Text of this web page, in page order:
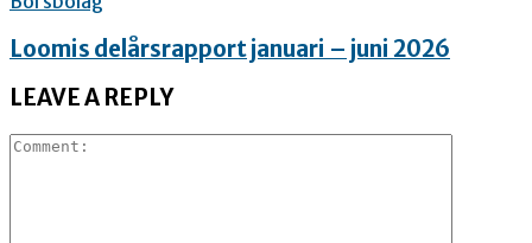
Loomis delårsrapport januari – juni 2026
LEAVE A REPLY